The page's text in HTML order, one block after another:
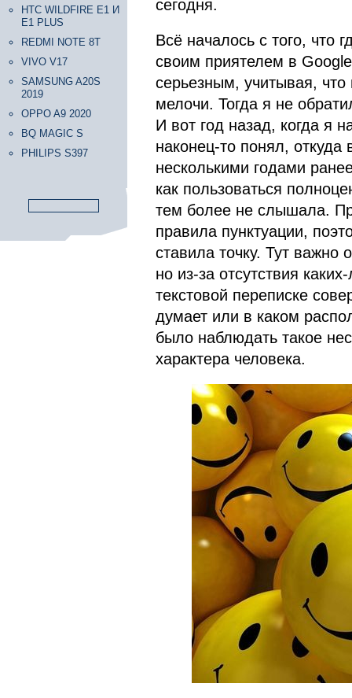
HTC WILDFIRE E1 И
E1 PLUS
REDMI NOTE 8T
VIVO V17
SAMSUNG A20S
2019
OPPO A9 2020
BQ MAGIC S
PHILIPS S397
сегодня.
Всё началось с того, что
своим приятелем в
серьезным, учитывая,
мелочи. Тогда я не
И вот год назад, когда я
наконец-то понял, откуда
несколькими годами
как пользоваться
тем более не слышала.
правила пунктуации,
ставила точку. Тут важно
но из-за отсутствия
текстовой переписке
думает или в каком
было наблюдать такое
характера человека.